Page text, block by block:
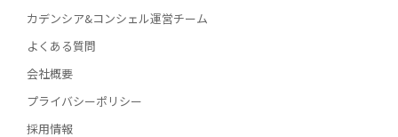
カデンシア&コンシェル運営チーム
よくある質問
会社概要
プライバシーポリシー
採用情報